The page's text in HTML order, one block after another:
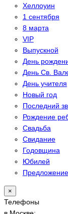
Хеллоуин
1 сентября
8 марта
VIP
Выпускной
День
День Св.
День учителя
Новый год
Последний
Рождение
Свадьба
Свидание
Годовщина
Юбилей
Предложение
×
Телефоны